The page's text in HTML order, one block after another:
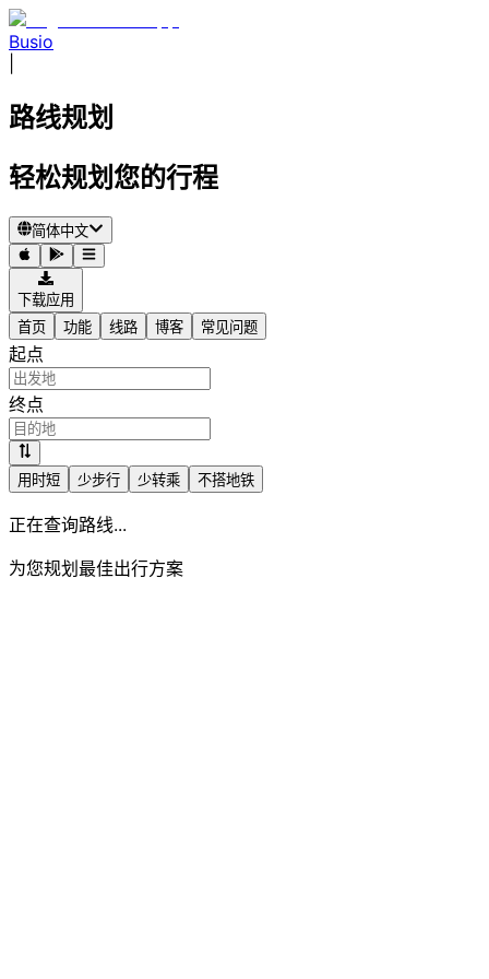
Busio
路线规划
轻松规划您的行程
简体中文
下载应用
首页
功能 线路 博客 常见问题
起点
终点
用时短 少步行 少转乘 不搭地铁
正在查询路线...
为您规划最佳出行方案